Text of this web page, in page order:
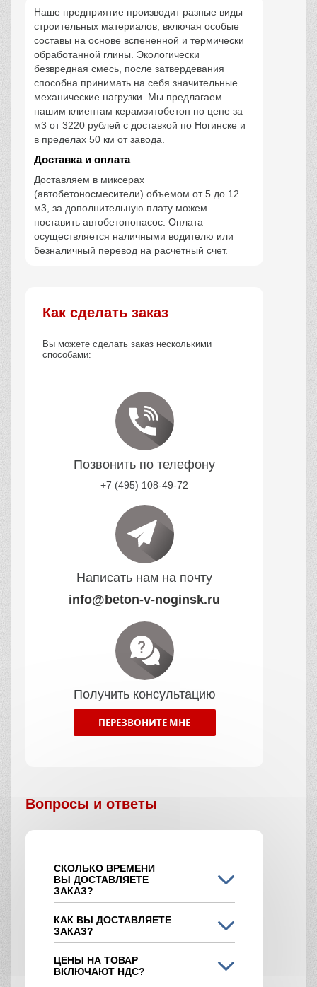
Наше предприятие производит разные виды
строительных материалов, включая особые
составы на основе вспененной и термически
обработанной глины. Экологически
безвредная смесь, после затвердевания
способна принимать на себя значительные
механические нагрузки. Мы предлагаем
нашим клиентам керамзитобетон по цене за
м3 от 3220 рублей с доставкой по Ногинске и
в пределах 50 км от завода.
Доставка и оплата
Доставляем в миксерах
(автобетоносмесители) объемом от 5 до 12
м3, за дополнительную плату можем
поставить автобетононасос. Оплата
осуществляется наличными водителю или
безналичный перевод на расчетный счет.
Как сделать заказ
Вы можете сделать заказ несколькими
способами:
Позвонить по телефону
+7 (495) 108-49-72
Написать нам на почту
info@beton-v-noginsk.ru
Получить консультацию
ПЕРЕЗВОНИТЕ МНЕ
Вопросы и ответы
СКОЛЬКО ВРЕМЕНИ
ВЫ ДОСТАВЛЯЕТЕ
ЗАКАЗ?
КАК ВЫ ДОСТАВЛЯЕТЕ
ЗАКАЗ?
ЦЕНЫ НА ТОВАР
ВКЛЮЧАЮТ НДС?